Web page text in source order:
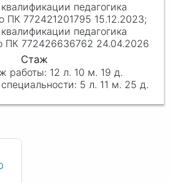
педагогика
ПК 772421201795 15.12.2023;
педагогика
ПК 772426636762 24.04.2026
12 л. 10 м. 19 д.
5 л. 11 м. 25 д.